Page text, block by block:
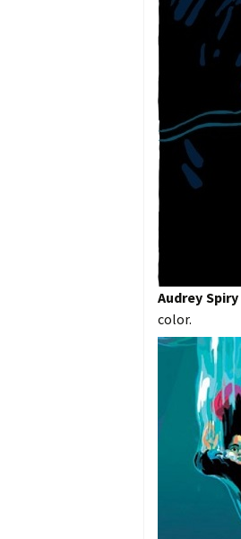
Audrey Spiry
color.